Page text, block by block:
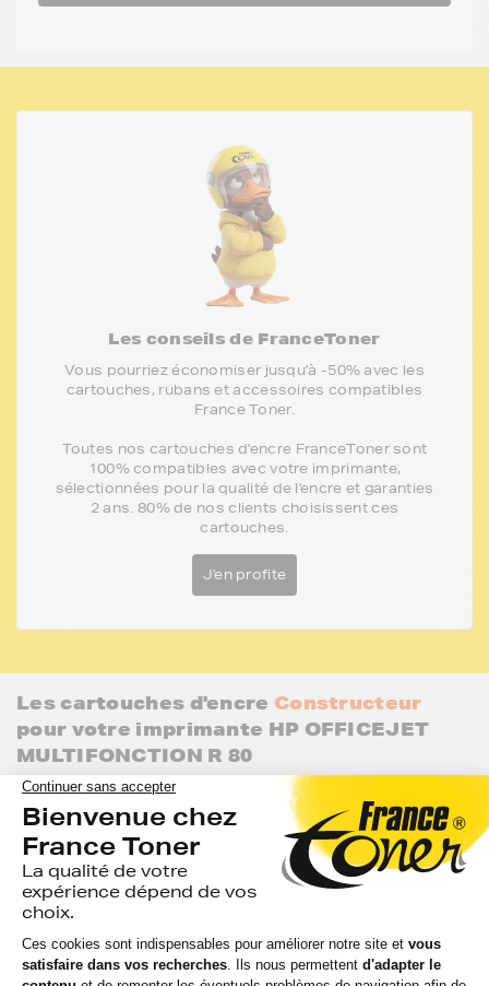
Les conseils de FranceToner
Vous pourriez économiser jusqu'à -50% avec les
cartouches, rubans et accessoires compatibles
France Toner.
Toutes nos cartouches d'encre FranceToner sont
100% compatibles avec votre imprimante,
sélectionnées pour la qualité de l'encre et garanties
2 ans. 80% de nos clients choisissent ces
cartouches.
J'en profite
Les cartouches d'encre Constructeur
pour votre imprimante HP OFFICEJET
MULTIFONCTION R 80
De même qualité que les cartouches d'encre de la marque
FranceToner, retrouvez les cartouches d'encre de marque
Constructeur de votre imprimante.